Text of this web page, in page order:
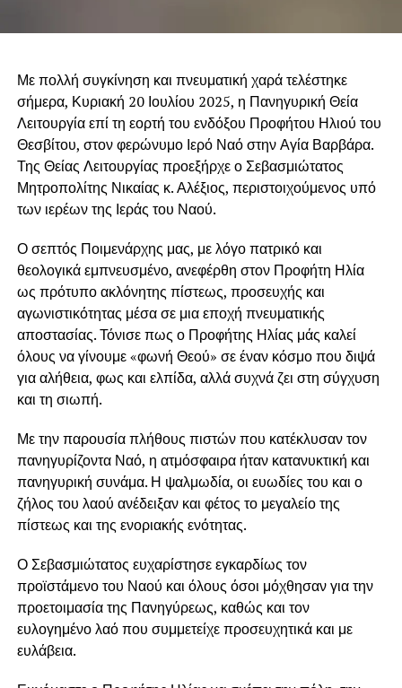
Με πολλή συγκίνηση και πνευματική χαρά τελέστηκε
σήμερα, Κυριακή 20 Ιουλίου 2025, η Πανηγυρική Θεία
Λειτουργία επί τη εορτή του ενδόξου Προφήτου Ηλιού του
Θεσβίτου, στον φερώνυμο Ιερό Ναό στην Αγία Βαρβάρα.
Της Θείας Λειτουργίας προεξήρχε ο Σεβασμιώτατος
Μητροπολίτης Νικαίας κ. Αλέξιος, περιστοιχούμενος υπό
των ιερέων της Ιεράς του Ναού.
Ο σεπτός Ποιμενάρχης μας, με λόγο πατρικό και
θεολογικά εμπνευσμένο, ανεφέρθη στον Προφήτη Ηλία
ως πρότυπο ακλόνητης πίστεως, προσευχής και
αγωνιστικότητας μέσα σε μια εποχή πνευματικής
αποστασίας. Τόνισε πως ο Προφήτης Ηλίας μάς καλεί
όλους να γίνουμε «φωνή Θεού» σε έναν κόσμο που διψά
για αλήθεια, φως και ελπίδα, αλλά συχνά ζει στη σύγχυση
και τη σιωπή.
Με την παρουσία πλήθους πιστών που κατέκλυσαν τον
πανηγυρίζοντα Ναό, η ατμόσφαιρα ήταν κατανυκτική και
πανηγυρική συνάμα. Η ψαλμωδία, οι ευωδίες του και ο
ζήλος του λαού ανέδειξαν και φέτος το μεγαλείο της
πίστεως και της ενοριακής ενότητας.
Ο Σεβασμιώτατος ευχαρίστησε εγκαρδίως τον
προϊστάμενο του Ναού και όλους όσοι μόχθησαν για την
προετοιμασία της Πανηγύρεως, καθώς και τον
ευλογημένο λαό που συμμετείχε προσευχητικά και με
ευλάβεια.